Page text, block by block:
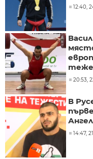
12:40,
20:53,
В
14:47,